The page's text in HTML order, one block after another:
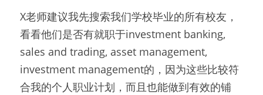
X老师建议我先搜索我们学校毕业的所有校友，
看看他们是否有就职于investment banking,
sales and trading, asset management,
investment management的，因为这些比较符
合我的个人职业计划，而且也能做到有效的铺